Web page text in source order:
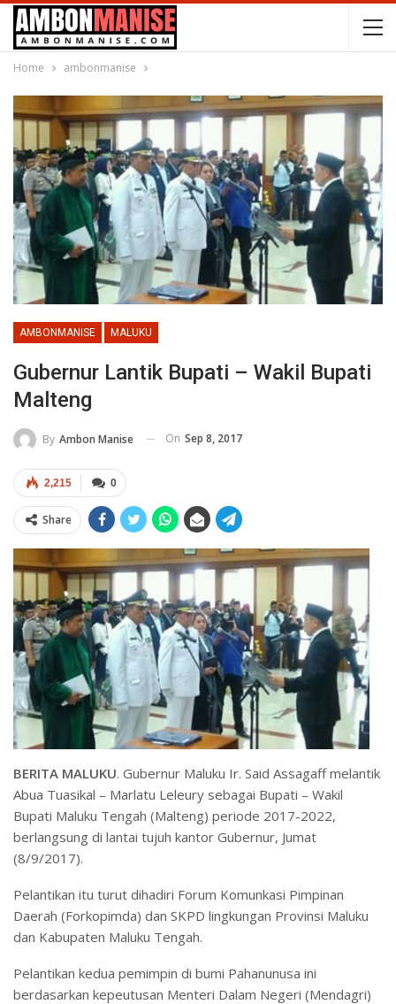
Home ambonmanise
AMBONMANISE MALUKU
Gubernur Lantik Bupati – Wakil Bupati
Malteng
By Ambon Manise On Sep 8, 2017
0
2,215
Share
BERITA MALUKU. Gubernur Maluku Ir. Said Assagaff melantik
Abua Tuasikal – Marlatu Leleury sebagai Bupati – Wakil
Bupati Maluku Tengah (Malteng) periode 2017-2022,
berlangsung di lantai tujuh kantor Gubernur, Jumat
(8/9/2017).
Pelantikan itu turut dihadiri Forum Komunkasi Pimpinan
Daerah (Forkopimda) dan SKPD lingkungan Provinsi Maluku
dan Kabupaten Maluku Tengah.
Pelantikan kedua pemimpin di bumi Pahanunusa ini
berdasarkan kepeutusan Menteri Dalam Negeri (Mendagri)